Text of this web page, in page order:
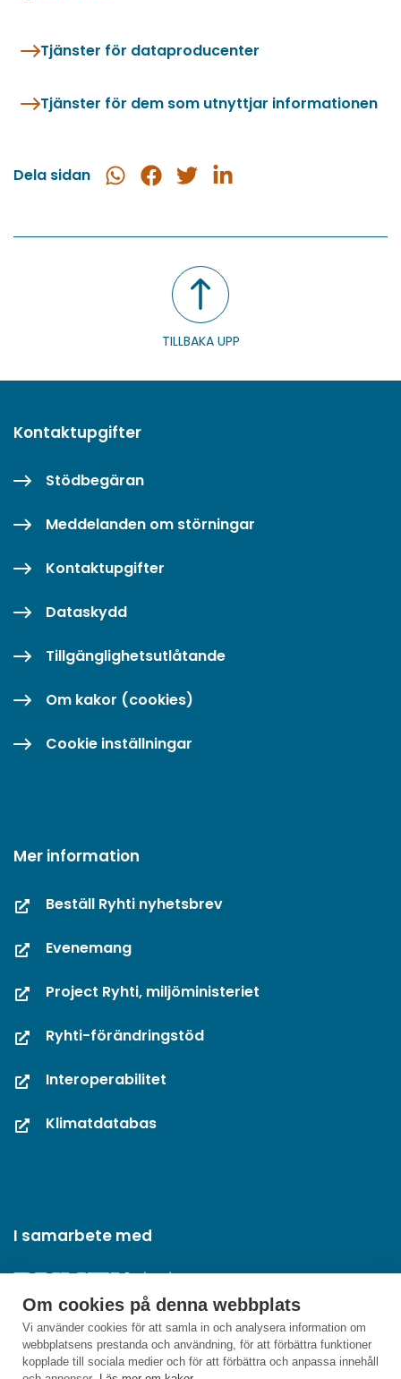
Om cookies på denna webbplats
Vi använder cookies för att samla in och analysera information om
webbplatsens prestanda och användning, för att förbättra funktioner
kopplade till sociala medier och för att förbättra och anpassa innehåll
Tjänster för dataproducenter
Tjänster för dem som utnyttjar informationen
Dela sidan
Dela
Dela
Dela
Dela
TILLBAKA UPP
Kontaktupgifter
Stödbegäran
Meddelanden om störningar
Kontaktupgifter
Dataskydd
Tillgänglighetsutlåtande
Om kakor (cookies)
Cookie inställningar
Mer information
Beställ Ryhti nyhetsbrev
Evenemang
Project Ryhti, miljöministeriet
Ryhti-förändringstöd
Interoperabilitet
Klimatdatabas
I samarbete med